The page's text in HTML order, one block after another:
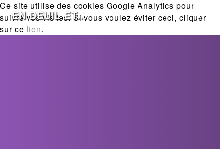
Ce site utilise des cookies Google Analytics pour
suivre vos visites. Si vous voulez éviter ceci, cliquer
sur ce lien.
EN DEUIL ET...